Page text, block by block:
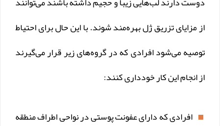
از مزایای تزریق ژل بهره‌مند شوند. با این حال برای احتیاط
توصیه می‌شود افرادی که در گروه‌های زیر قرار می‌گیرند
از انجام این کار خودداری کنند:
افرادی که دارای عفونت پوستی در نواحی اطراف منطقه